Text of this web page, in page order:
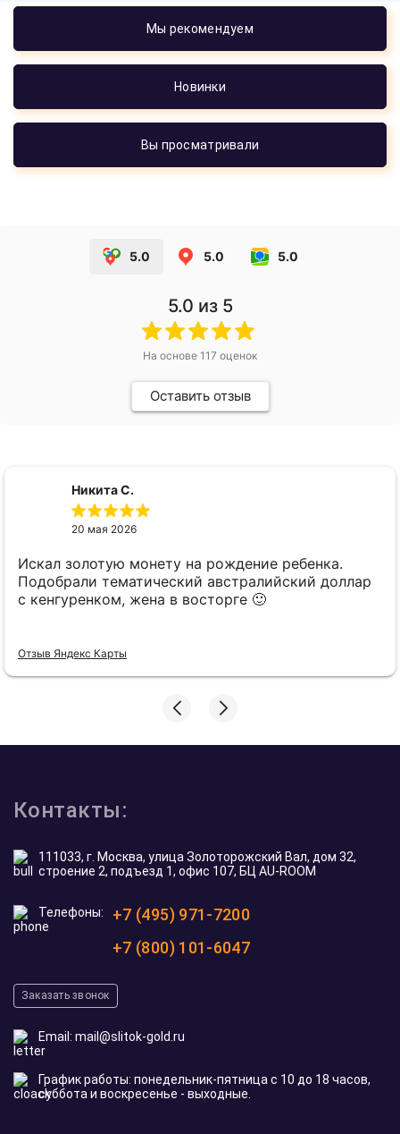
Мы рекомендуем
Новинки
Вы просматривали
5.0 5.0 5.0
5.0 из 5
На основе 117 оценок
Оставить отзыв
Никита С.
20 мая 2026
Искал золотую монету на рождение ребенка.
Подобрали тематический австралийский доллар
с кенгуренком, жена в восторге 🙂
Отзыв Яндекс Карты
Контакты:
111033, г. Москва, улица Золоторожский Вал, дом 32,
строение 2, подъезд 1, офис 107, БЦ AU-ROOM
Телефоны:
+7 (495) 971-7200
+7 (800) 101-6047
Заказать звонок
Email: mail@slitok-gold.ru
График работы: понедельник-пятница с 10 до 18 часов,
суббота и воскресенье - выходные.